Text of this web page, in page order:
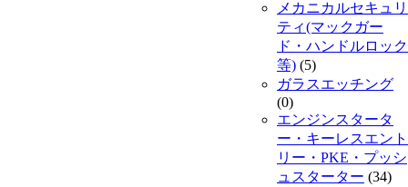
メカニカルセキュリ
ティ(マックガー
ド・ハンドルロック
等) (5)
ガラスエッチング
(0)
エンジンスタータ
ー・キーレスエント
リー・PKE・プッシ
ュスターター (34)